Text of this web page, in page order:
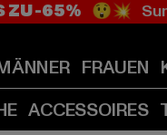
ZU -65% 😲💥
FRAUEN
ACCESSOIRES